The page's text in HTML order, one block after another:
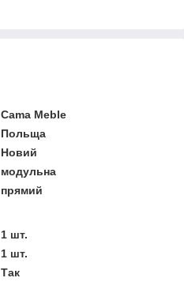
Cama Meble
Польща
Новий
модульна
прямий
1 шт.
1 шт.
Так